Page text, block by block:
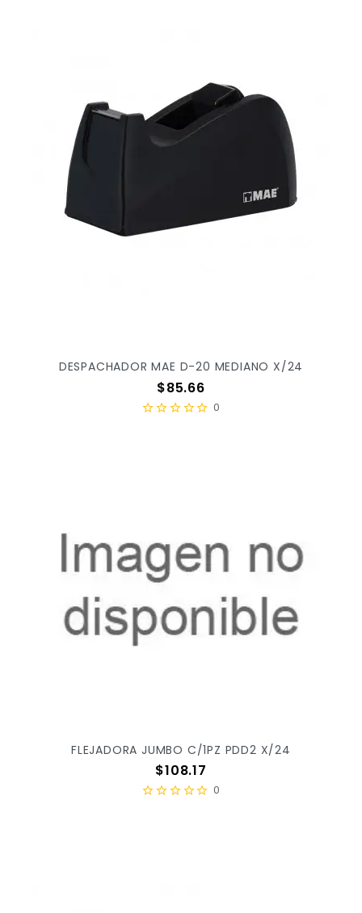
DESPACHADOR MAE D-20 MEDIANO X/24
Precio
$85.66
0
FLEJADORA JUMBO C/1PZ PDD2 X/24
Precio
$108.17
0